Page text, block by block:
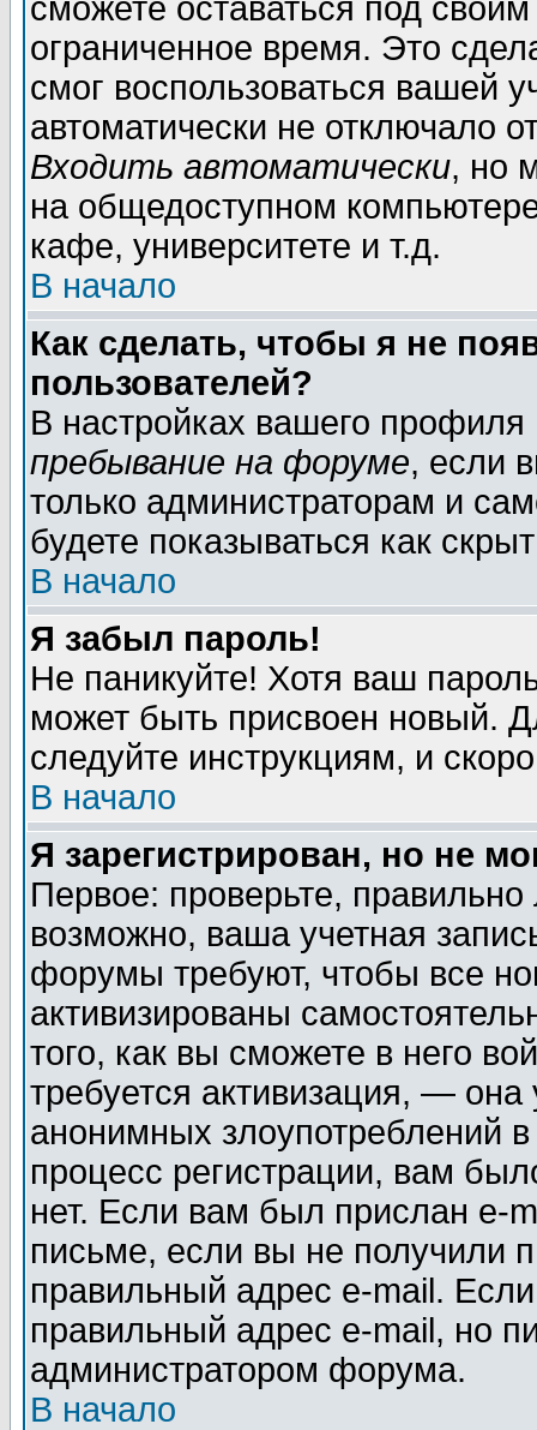
сможете оставаться под
ограниченное время. Это
смог воспользоваться вашей
автоматически не отключало
Входить автоматически, но
на общедоступном
кафе, университете и т.д.
В начало
Как сделать, чтобы я не
пользователей?
В настройках вашего
пребывание на форуме, если
только администраторам и
будете показываться как
В начало
Я забыл пароль!
Не паникуйте! Хотя ваш
может быть присвоен новый.
следуйте инструкциям, и
В начало
Я зарегистрирован, но не
Первое: проверьте,
возможно, ваша учетная
форумы требуют, чтобы все
активизированы
того, как вы сможете в него
требуется активизация, —
анонимных злоупотреблений
процесс регистрации, вам
нет. Если вам был прислан e-
письме, если вы не получили
правильный адрес e-mail.
правильный адрес e-mail, но
администратором форума.
В начало